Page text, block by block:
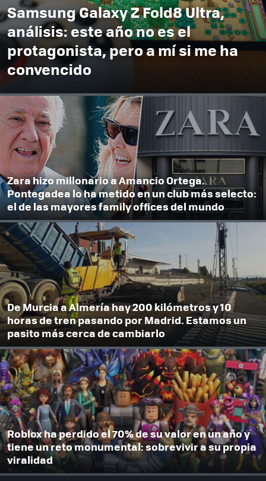
Samsung Galaxy Z Fold8 Ultra,
análisis: este año no es el
protagonista, pero a mí si me ha
convencido
Zara hizo millonario a Amancio Ortega.
Pontegadea lo ha metido en un club más selecto:
el de las mayores family offices del mundo
De Murcia a Almería hay 200 kilómetros y 10
horas de tren pasando por Madrid. Estamos un
pasito más cerca de cambiarlo
Roblox ha perdido el 70% de su valor en un año y
tiene un reto monumental: sobrevivir a su propia
viralidad